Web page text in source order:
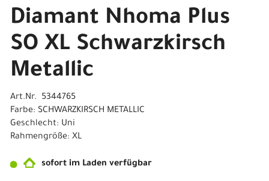
Diamant Nhoma Plus
SO XL Schwarzkirsch
Metallic
Art.Nr. 5344765
Farbe: SCHWARZKIRSCH METALLIC
Geschlecht: Uni
Rahmengröße: XL
sofort im Laden verfügbar